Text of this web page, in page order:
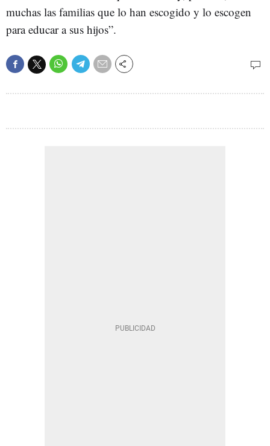
muchas las familias que lo han escogido y lo escogen
para educar a sus hijos”.